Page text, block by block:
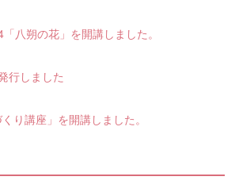
八朔の花」を開講しました。
行しました
り講座」を開講しました。